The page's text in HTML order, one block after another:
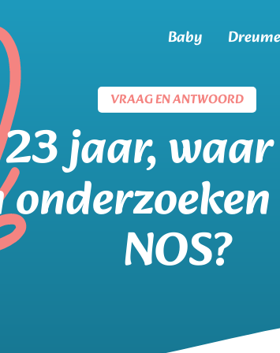
Baby
VRAAG EN ANTWOORD
jaar,
NOS?